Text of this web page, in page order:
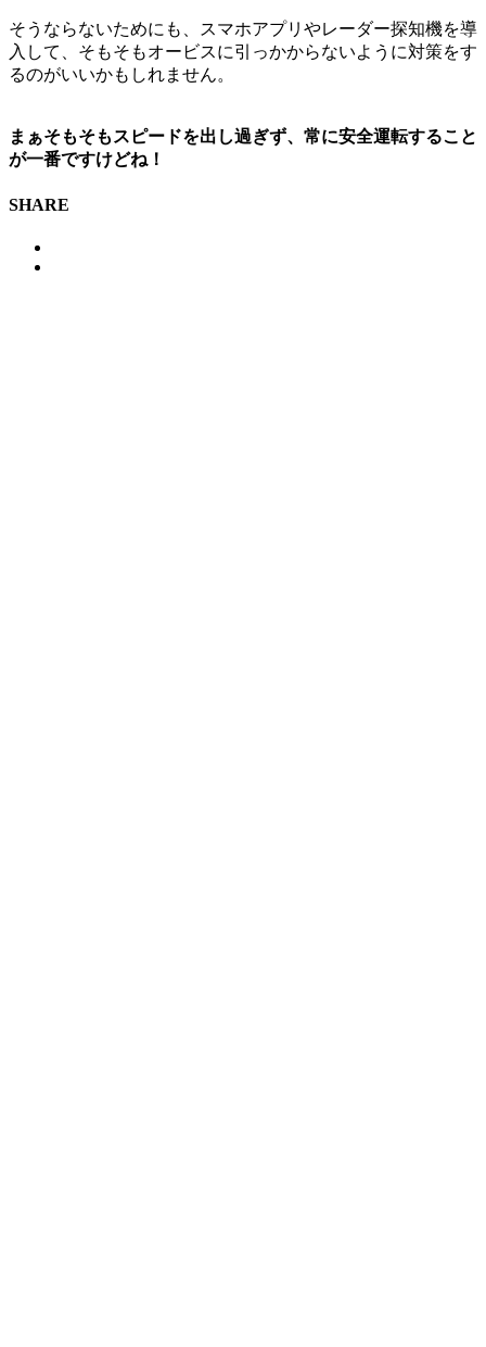
そうならないためにも、スマホアプリやレーダー探知機を導
入して、そもそもオービスに引っかからないように対策をす
るのがいいかもしれません。
まぁそもそもスピードを出し過ぎず、常に安全運転すること
が一番ですけどね！
SHARE